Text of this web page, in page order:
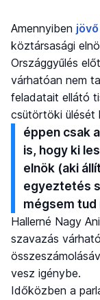
Amennyiben
köztársasági
Országgyűlés
várhatóan nem
feladatait ellátó
csütörtöki ülését
éppen csak
is, hogy ki
elnök (aki
egyeztetés
mégsem tud
Hallerné Nagy
szavazás
vesz igénybe.
Időközben a